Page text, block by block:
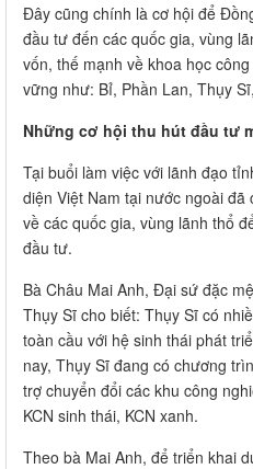
Đây cũng chính là cơ hội để
đầu tư đến các quốc gia, vùng
vốn, thế mạnh về khoa học
vững như: Bỉ, Phần Lan, Thụy
Những cơ hội thu hút đầu tư
Tại buổi làm việc với lãnh đạo
diện Việt Nam tại nước ngoài
về các quốc gia, vùng lãnh thổ
đầu tư.
Bà Châu Mai Anh, Đại sứ đặc
Thụy Sĩ cho biết: Thụy Sĩ có
toàn cầu với hệ sinh thái phát
nay, Thụy Sĩ đang có chương
trợ chuyển đổi các khu công
KCN sinh thái, KCN xanh.
Theo bà Mai Anh, để triển khai